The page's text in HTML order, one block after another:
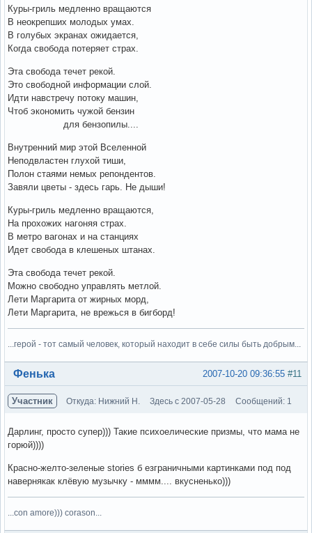
Куры-гриль медленно вращаются
В неокрепших молодых умах.
В голубых экранах ожидается,
Когда свобода потеряет страх.
Эта свобода течет рекой.
Это свободной информации слой.
Идти навстречу потоку машин,
Чтоб экономить чужой бензин
для бензопилы....
Внутренний мир этой Вселенной
Неподвластен глухой тиши,
Полон стаями немых репондентов.
Завяли цветы - здесь гарь. Не дыши!
Куры-гриль медленно вращаются,
На прохожих нагоняя страх.
В метро вагонах и на станциях
Идет свобода в клешеных штанах.
Эта свобода течет рекой.
Можно свободно управлять метлой.
Лети Маргарита от жирных морд,
Лети Маргарита, не врежься в бигборд!
...герой - тот самый человек, который находит в себе силы быть добрым...
Вне форума #11
2007-10-20 09:36:55
Фенька
Участник Откуда: Нижний Н. Здесь с 2007-05-28 Сообщений: 1
Дарлинг, просто супер))) Такие психоелические призмы, что мама не
горюй))))
Красно-желто-зеленые stories б езграничными картинками под под
навернякак клёвую музычку - мммм.... вкусненько)))
...con amore))) corason...